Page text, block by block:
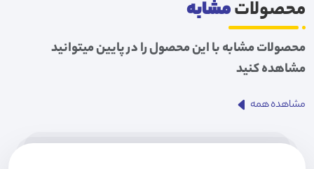
محصولاتمشابه
محصولات مشابه با این محصول را در پایین میتوانید
مشاهده کنید
مشاهده همه